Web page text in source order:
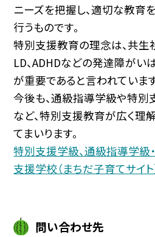
ニーズを把握し、適切な教育
行うものです。
特別支援教育の理念は、共生
LD、ADHDなどの発達障がい
が重要であると言われています
今後も、通級指導学級や特別
など、特別支援教育が広く理
てまいります。
特別支援学級、通級指導学級
支援学校（まちだ子育てサイト
問い合わせ先